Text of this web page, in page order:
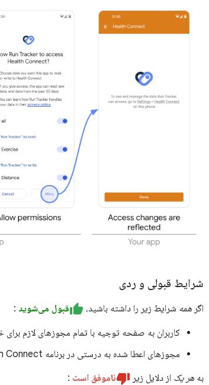
شرایط قبولی و ردی
اگر همه شرایط زیر را داشته باشید، قبول می‌شوید :
کاربران به صفحه توجیه با تمام مجوزهای لازم
مجوزهای اعطا شده به درستی در برنامه Health Connect منعکس می‌شوند.
به هر یک از دلایل زیر ناموفق است :